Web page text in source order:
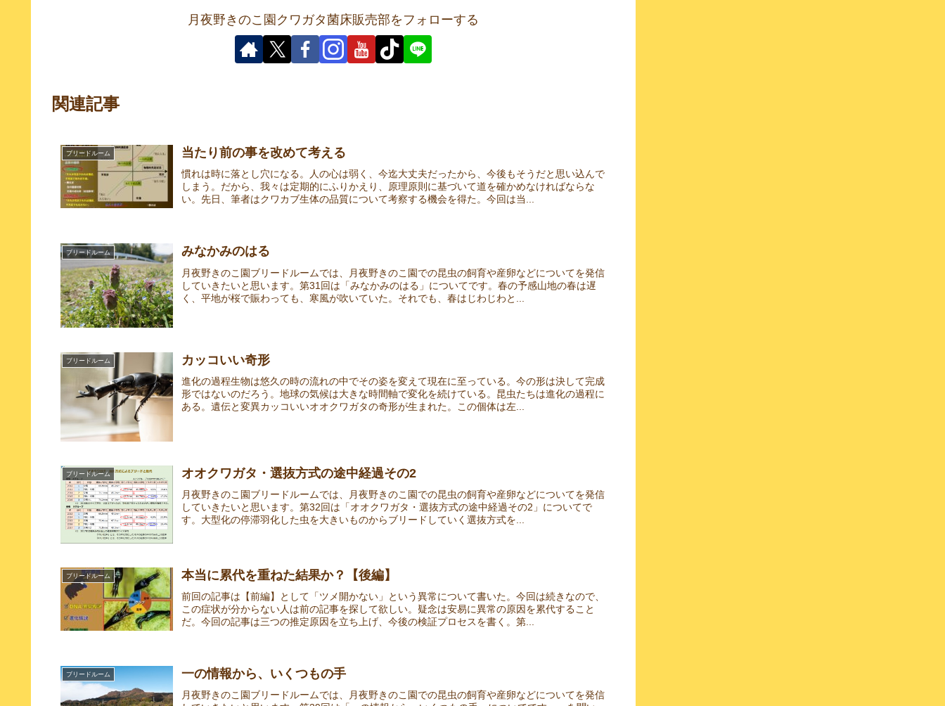
月夜野きのこ園クワガタ菌床販売部をフォローする
関連記事
ブリードルーム 当たり前の事を改めて考える
慣れは時に落とし穴になる。人の心は弱く、今迄大丈夫だったから、今後もそうだと思い込んで
しまう。だから、我々は定期的にふりかえり、原理原則に基づいて道を確かめなければならな
い。先日、筆者はクワカブ生体の品質について考察する機会を得た。今回は当...
ブリードルーム みなかみのはる
月夜野きのこ園ブリードルームでは、月夜野きのこ園での昆虫の飼育や産卵などについてを発信
していきたいと思います。第31回は「みなかみのはる」についてです。春の予感山地の春は遅
く、平地が桜で賑わっても、寒風が吹いていた。それでも、春はじわじわと...
ブリードルーム カッコいい奇形
進化の過程生物は悠久の時の流れの中でその姿を変えて現在に至っている。今の形は決して完成
形ではないのだろう。地球の気候は大きな時間軸で変化を続けている。昆虫たちは進化の過程に
ある。遺伝と変異カッコいいオオクワガタの奇形が生まれた。この個体は左...
ブリードルーム オオクワガタ・選抜方式の途中経過その2
月夜野きのこ園ブリードルームでは、月夜野きのこ園での昆虫の飼育や産卵などについてを発信
していきたいと思います。第32回は「オオクワガタ・選抜方式の途中経過その2」についてで
す。大型化の停滞羽化した虫を大きいものからブリードしていく選抜方式を...
ブリードルーム 本当に累代を重ねた結果か？【後編】
前回の記事は【前編】として「ツメ開かない」という異常について書いた。今回は続きなので、
この症状が分からない人は前の記事を探して欲しい。疑念は安易に異常の原因を累代すること
だ。今回の記事は三つの推定原因を立ち上げ、今後の検証プロセスを書く。第...
ブリードルーム 一の情報から、いくつもの手
月夜野きのこ園ブリードルームでは、月夜野きのこ園での昆虫の飼育や産卵などについてを発信